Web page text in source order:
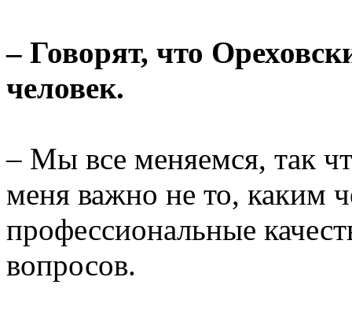
– Говорят, что
человек.
– Мы все меняемся, так
меня важно не то, каким
профессиональные
вопросов.